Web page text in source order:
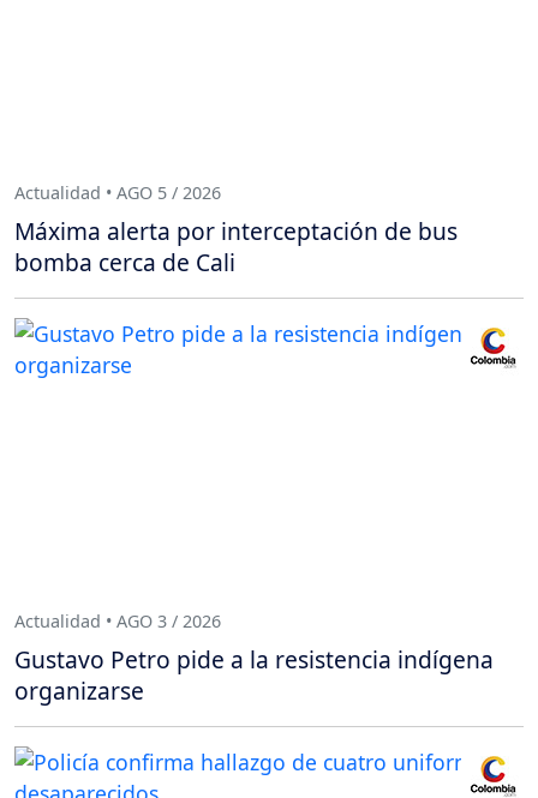
Actualidad • AGO 5 / 2026
Máxima alerta por interceptación de bus
bomba cerca de Cali
Actualidad • AGO 3 / 2026
Gustavo Petro pide a la resistencia indígena
organizarse